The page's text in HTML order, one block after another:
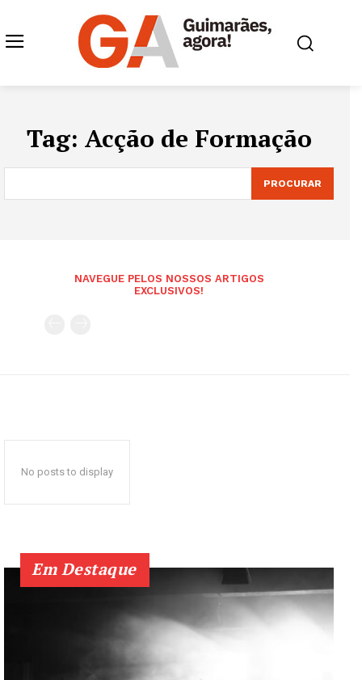
Tag: Acção de Formação
PROCURAR
NAVEGUE PELOS NOSSOS ARTIGOS
EXCLUSIVOS!
No posts to display
Em Destaque